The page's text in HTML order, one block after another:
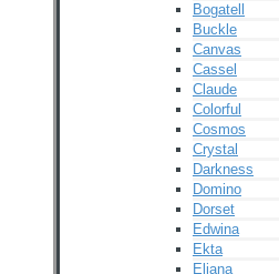
Bogatell
Buckle
Canvas
Cassel
Claude
Colorful
Cosmos
Crystal
Darkness
Domino
Dorset
Edwina
Ekta
Eliana